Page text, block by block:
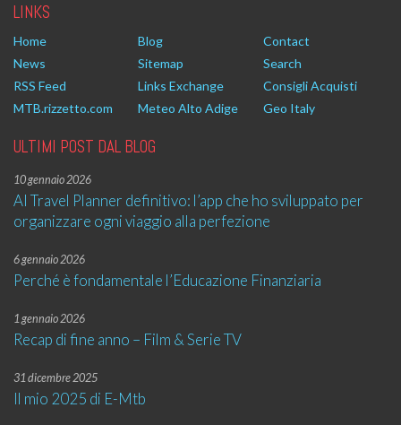
LINKS
Home Blog
Contact
News
Sitemap
Search
RSS Feed
Links Exchange
Consigli Acquisti
MTB.rizzetto.com
Meteo Alto Adige Geo Italy
ULTIMI POST DAL BLOG
10 gennaio 2026
AI Travel Planner definitivo: l’app che ho sviluppato per
organizzare ogni viaggio alla perfezione
6 gennaio 2026
Perché è fondamentale l’Educazione Finanziaria
1 gennaio 2026
Recap di fine anno – Film & Serie TV
31 dicembre 2025
Il mio 2025 di E-Mtb